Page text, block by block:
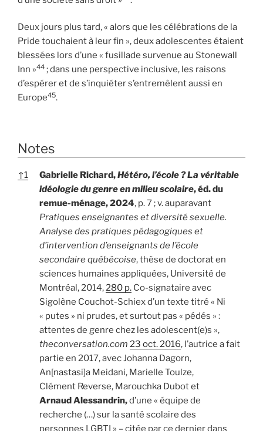
Deux jours plus tard, « alors que les célébrations de la
Pride touchaient à leur fin », deux adolescentes étaient
blessées lors d’une « fusillade survenue au Stonewall
Inn »44 ; dans une perspective inclusive, les raisons
d’espérer et de s’inquiéter s’entremêlent aussi en
Europe45.
Notes
↑1 Gabrielle Richard,Hétéro, l’école ? La véritable
idéologie du genre en milieu scolaire, éd. du
remue-ménage, 2024, p. 7 ; v. auparavant
Pratiques enseignantes et diversité sexuelle.
Analyse des pratiques pédagogiques et
d’intervention d’enseignants de l’école
secondaire québécoise, thèse de doctorat en
sciences humaines appliquées, Université de
Montréal, 2014,280 p. Co-signataire avec
Sigolène Couchot-Schiex d’un texte titré « Ni
« putes » ni prudes, et surtout pas « pédés » :
attentes de genre chez les adolescent(e)s »,
theconversation.com 23 oct. 2016, l’autrice a fait
partie en 2017, avec Johanna Dagorn,
An[nastasi]a Meidani, Marielle Toulze,
Clément Reverse, Marouchka Dubot et
Arnaud Alessandrin,d’une « équipe de
recherche (…) sur la santé scolaire des
personnes LGBTI » – citée par ce dernier dans